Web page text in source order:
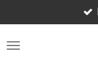
to
main